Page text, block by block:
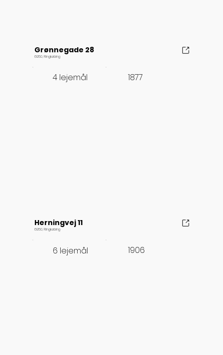
Grønnegade 28
6950, Ringkøbing
4 lejemål 1877
Herningvej 11
6950, Ringkøbing
6 lejemål 1906